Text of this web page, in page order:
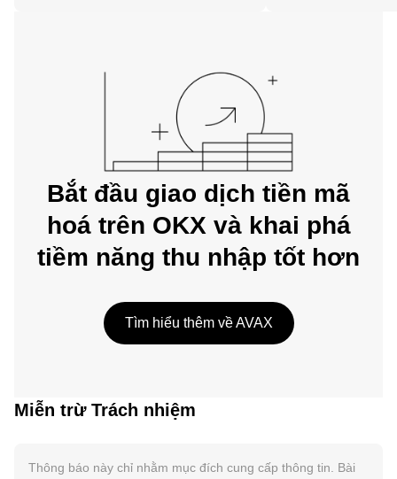
Bắt đầu giao dịch tiền mã
hoá trên OKX và khai phá
tiềm năng thu nhập tốt hơn
Tìm hiểu thêm về AVAX
Miễn trừ Trách nhiệm
Thông báo này chỉ nhằm mục đích cung cấp thông tin. Bài